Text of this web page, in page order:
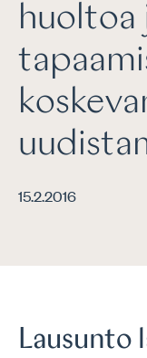
huoltoa
15.2.2016
Lausunto